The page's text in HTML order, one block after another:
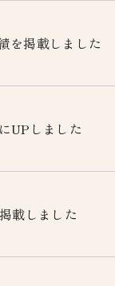
を掲載しました
UPしました
載しました